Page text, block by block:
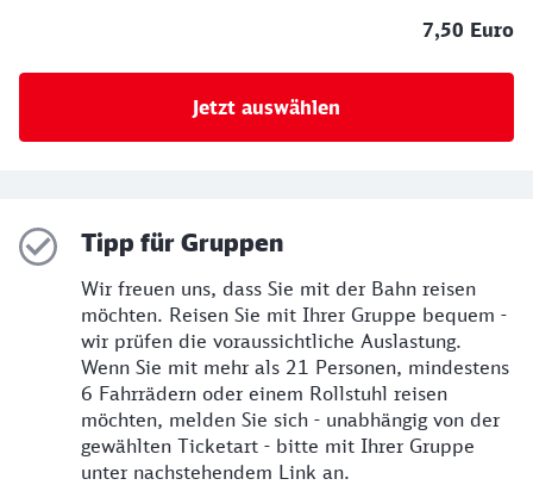
7,50 Euro
Jetzt auswählen
Tipp für Gruppen
Wir freuen uns, dass Sie mit der Bahn reisen
möchten. Reisen Sie mit Ihrer Gruppe bequem -
wir prüfen die voraussichtliche Auslastung.
Wenn Sie mit mehr als 21 Personen, mindestens
6 Fahrrädern oder einem Rollstuhl reisen
möchten, melden Sie sich - unabhängig von der
gewählten Ticketart - bitte mit Ihrer Gruppe
unter nachstehendem Link an.